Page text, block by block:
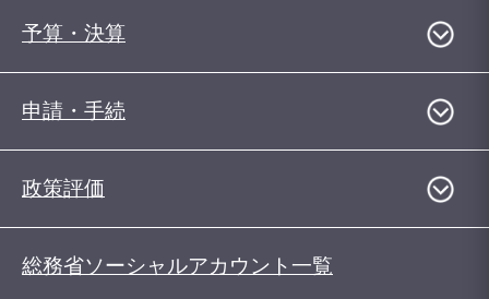
予算・決算
申請・手続
政策評価
総務省ソーシャルアカウント一覧